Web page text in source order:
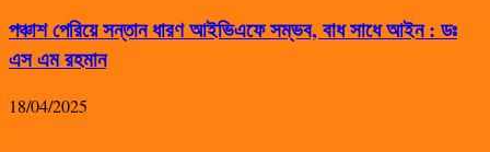
পঞ্চাশ পেরিয়ে সন্তান ধারণ আইভিএফে সম্ভব, বাধ সাধে আইন : ডঃ
এস এম রহমান
18/04/2025